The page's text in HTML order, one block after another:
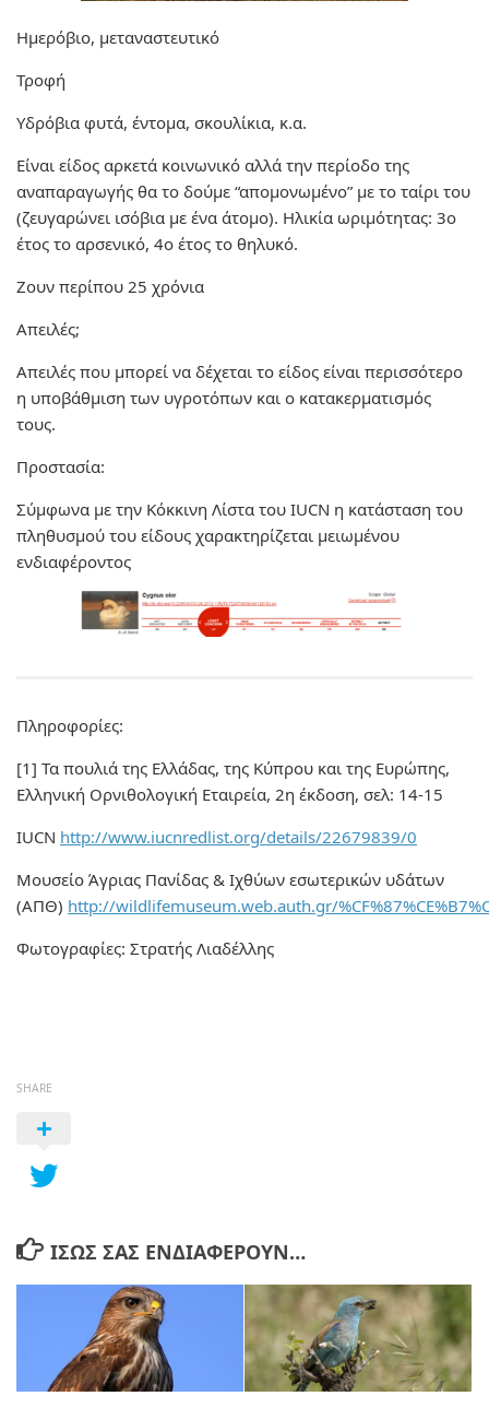
Ημερόβιο, μεταναστευτικό
Τροφή
Υδρόβια φυτά, έντομα, σκουλίκια, κ.α.
Είναι είδος αρκετά κοινωνικό αλλά την περίοδο της
αναπαραγωγής θα το δούμε “απομονωμένο” με το ταίρι του
(ζευγαρώνει ισόβια με ένα άτομο). Ηλικία ωριμότητας: 3ο
έτος το αρσενικό, 4ο έτος το θηλυκό.
Ζουν περίπου 25 χρόνια
Απειλές;
Απειλές που μπορεί να δέχεται το είδος είναι περισσότερο
η υποβάθμιση των υγροτόπων και ο κατακερματισμός
τους.
Προστασία:
Σύμφωνα με την Κόκκινη Λίστα του IUCN η κατάσταση του
πληθυσμού του είδους χαρακτηρίζεται μειωμένου
ενδιαφέροντος
Πληροφορίες:
[1] Τα πουλιά της Ελλάδας, της Κύπρου και της Ευρώπης,
Ελληνική Ορνιθολογική Εταιρεία, 2η έκδοση, σελ: 14-15
IUCN http://www.iucnredlist.org/details/22679839/0
Μουσείο Άγριας Πανίδας & Ιχθύων εσωτερικών υδάτων
(ΑΠΘ) http://wildlifemuseum.web.auth.gr/
Φωτογραφίες: Στρατής Λιαδέλλης
SHARE
ΊΣΩΣ ΣΑΣ ΕΝΔΙΑΦΈΡΟΥΝ…